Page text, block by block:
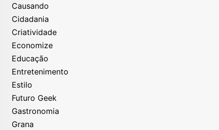
Causando
Cidadania
Criatividade
Economize
Educação
Entretenimento
Estilo
Futuro Geek
Gastronomia
Grana